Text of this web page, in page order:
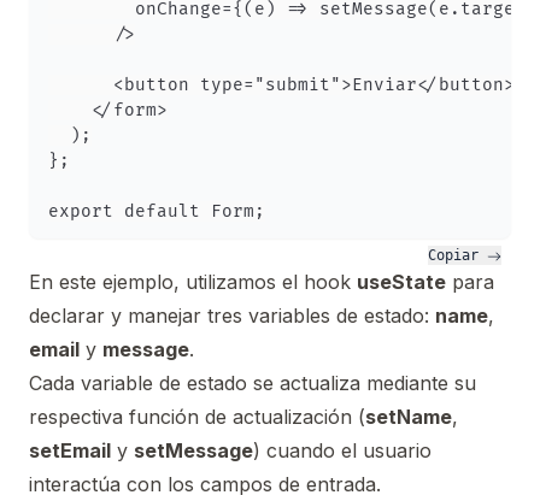
onChange={(e) =>
      />
      <button type="submit">Enviar</button>
    </form>
  );
};
Copiar
En este ejemplo, utilizamos el hook useState para
declarar y manejar tres variables de estado: name,
email y message.
Cada variable de estado se actualiza mediante su
respectiva función de actualización (setName,
setEmail y setMessage) cuando el usuario
interactúa con los campos de entrada.